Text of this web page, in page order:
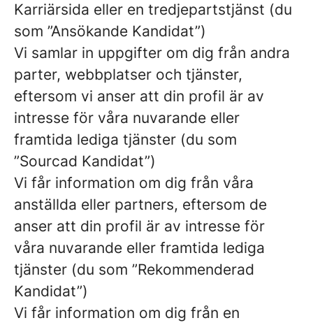
Karriärsida eller en tredjepartstjänst (du
som ”Ansökande Kandidat”)
Vi samlar in uppgifter om dig från andra
parter, webbplatser och tjänster,
eftersom vi anser att din profil är av
intresse för våra nuvarande eller
framtida lediga tjänster (du som
”Sourcad Kandidat”)
Vi får information om dig från våra
anställda eller partners, eftersom de
anser att din profil är av intresse för
våra nuvarande eller framtida lediga
tjänster (du som ”Rekommenderad
Kandidat”)
Vi får information om dig från en